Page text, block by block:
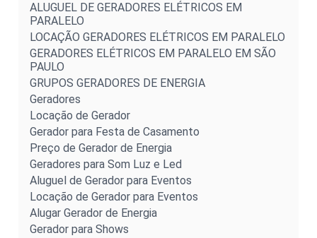
ALUGUEL DE GERADORES ELÉTRICOS EM
PARALELO
LOCAÇÃO GERADORES ELÉTRICOS EM PARALELO
GERADORES ELÉTRICOS EM PARALELO EM SÃO
PAULO
GRUPOS GERADORES DE ENERGIA
Geradores
Locação de Gerador
Gerador para Festa de Casamento
Preço de Gerador de Energia
Geradores para Som Luz e Led
Aluguel de Gerador para Eventos
Locação de Gerador para Eventos
Alugar Gerador de Energia
Gerador para Shows